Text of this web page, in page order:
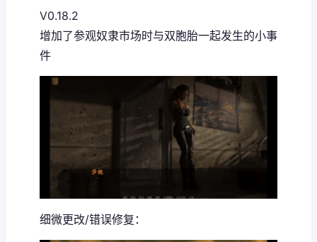
V0.18.2
增加了参观奴隶市场时与双胞胎一起发生的小事
件
细微更改/错误修复：